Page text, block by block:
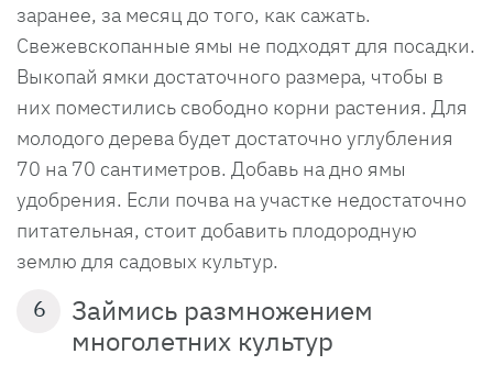
заранее, за месяц до того, как сажать.
Свежевскопанные ямы не подходят для посадки.
Выкопай ямки достаточного размера, чтобы в
них поместились свободно корни растения. Для
молодого дерева будет достаточно углубления
70 на 70 сантиметров. Добавь на дно ямы
удобрения. Если почва на участке недостаточно
питательная, стоит добавить плодородную
землю для садовых культур.
6
Займись размножением
многолетних культур